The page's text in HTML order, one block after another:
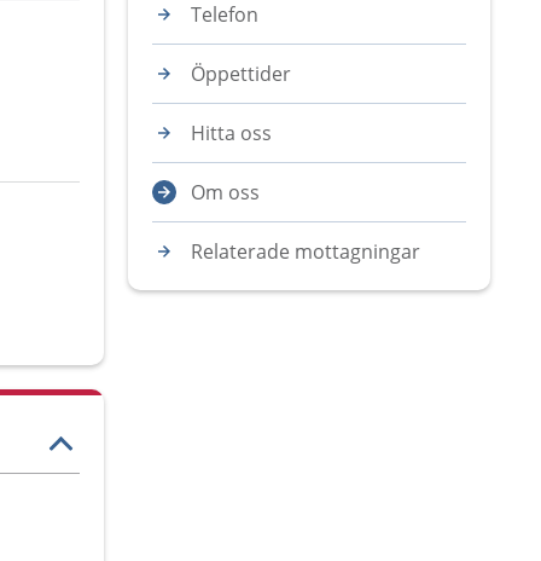
Telefon
Öppettider
Hitta oss
Om oss
Relaterade mottagningar